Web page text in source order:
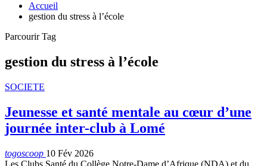
Accueil
gestion du stress à l’école
Parcourir Tag
gestion du stress à l’école
SOCIETE
Jeunesse et santé mentale au cœur d’une
journée inter-club à Lomé
togoscoop 10 Fév 2026
Les Clubs Santé du Collège Notre-Dame d’Afrique (NDA) et du